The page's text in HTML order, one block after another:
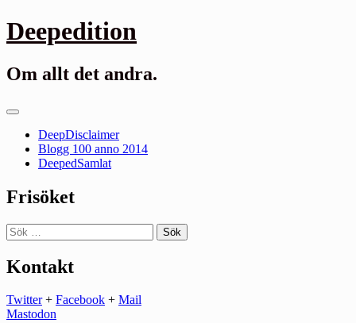
Gå
till
Deepedition
Om allt det andra.
Primär
DeepDisclaimer
Blogg 100 anno 2014
DeepedSamlat
Frisöket
Sök
efter:
Kontakt
Twitter+ Facebook + Mail
Mastodon